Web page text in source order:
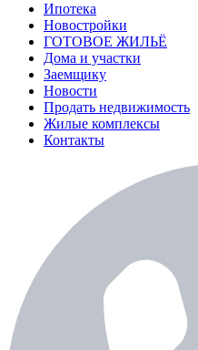
Ипотека
Новостройки
ГОТОВОЕ ЖИЛЬЁ
Дома и участки
Заемщику
Новости
Продать недвижимость
Жилые комплексы
Контакты